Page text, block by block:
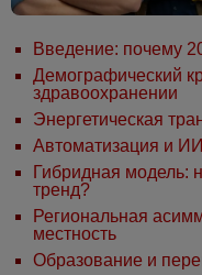
Введение: почему
Демографический
здравоохранении
Энергетическая
Автоматизация и
Гибридная модель:
тренд?
Региональная
местность
Образование и